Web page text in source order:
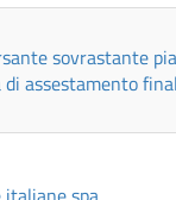
sovrastante
assestamento